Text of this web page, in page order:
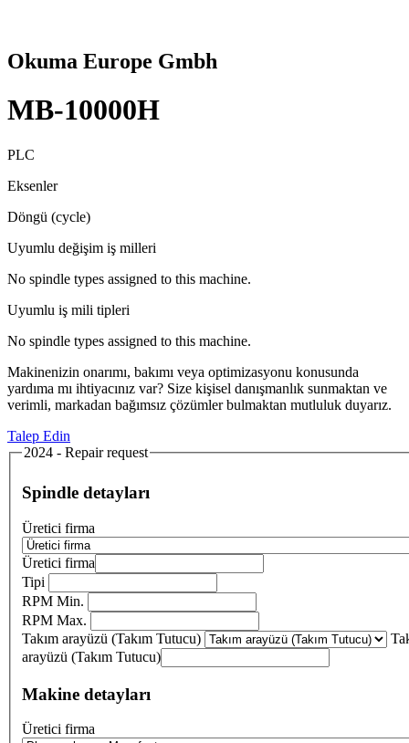
Okuma Europe Gmbh
MB-10000H
PLC
Eksenler
Döngü (cycle)
Uyumlu değişim iş milleri
No spindle types assigned to this machine.
Uyumlu iş mili tipleri
No spindle types assigned to this machine.
Makinenizin onarımı, bakımı veya optimizasyonu konusunda
yardıma mı ihtiyacınız var? Size kişisel danışmanlık sunmaktan ve
verimli, markadan bağımsız çözümler bulmaktan mutluluk duyarız.
Talep Edin
2024 - Repair request
Spindle detayları
Üretici firma
Üretici firma
Tipi
RPM Min.
RPM Max.
Takım arayüzü (Takım Tutucu)
arayüzü (Takım Tutucu)
Makine detayları
Üretici firma